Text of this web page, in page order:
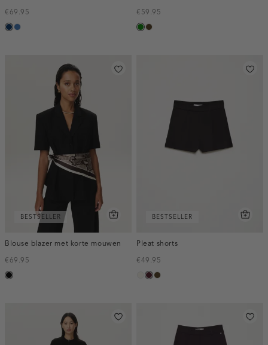
€69.95
blauw,
blauw,
€59.95
groen
toffee
BESTSELLER
Blouse blazer met korte mouwen
€69.95
zwart
BESTSELLER
Pleat shorts
€49.95
creme,
pruim,
toffee